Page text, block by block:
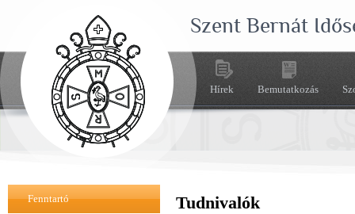
Szent Bernát
Hírek Bemutatkozás
Fenntartó
Tudnivalók